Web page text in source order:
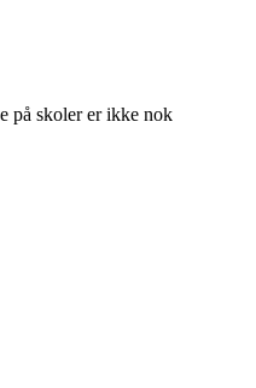
på skoler er ikke nok